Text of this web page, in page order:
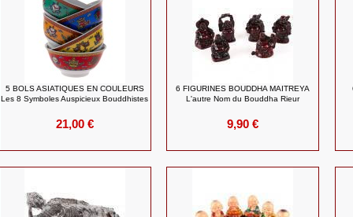
5 BOLS ASIATIQUES EN COULEURS
Les 8 Symboles Auspicieux Bouddhistes
21,00 €
6 FIGURINES BOUDDHA MAITREYA
L'autre Nom du Bouddha Rieur
9,90 €